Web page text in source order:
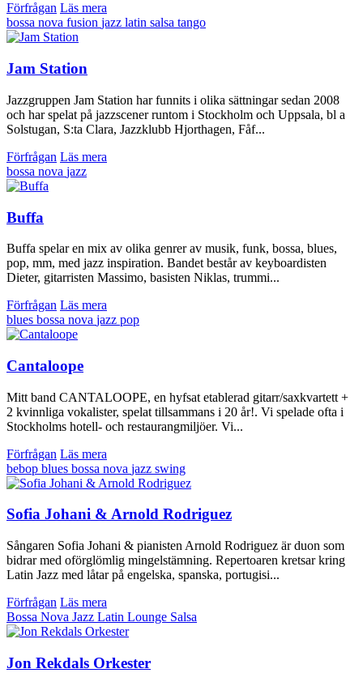
Förfrågan Läs mera
bossa nova fusion jazz latin salsa tango
Jam Station
Jazzgruppen Jam Station har funnits i olika sättningar sedan 2008
och har spelat på jazzscener runtom i Stockholm och Uppsala, bl a
Solstugan, S:ta Clara, Jazzklubb Hjorthagen, Fåf...
Förfrågan Läs mera
bossa nova jazz
Buffa
Buffa spelar en mix av olika genrer av musik, funk, bossa, blues,
pop, mm, med jazz inspiration. Bandet består av keyboardisten
Dieter, gitarristen Massimo, basisten Niklas, trummi...
Förfrågan Läs mera
blues bossa nova jazz pop
Cantaloope
Mitt band CANTALOOPE, en hyfsat etablerad gitarr/saxkvartett +
2 kvinnliga vokalister, spelat tillsammans i 20 år!. Vi spelade ofta i
Stockholms hotell- och restaurangmiljöer. Vi...
Förfrågan Läs mera
bebop blues bossa nova jazz swing
Sofia Johani & Arnold Rodriguez
Sångaren Sofia Johani & pianisten Arnold Rodriguez är duon som
bidrar med oförglömlig mingelstämning. Repertoaren kretsar kring
Latin Jazz med låtar på engelska, spanska, portugisi...
Förfrågan Läs mera
Bossa Nova Jazz Latin Lounge Salsa
Jon Rekdals Orkester